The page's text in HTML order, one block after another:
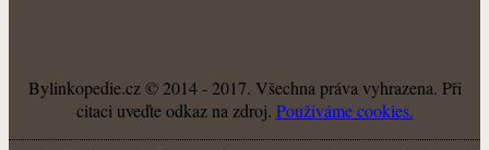
Bylinkopedie.cz © 2014 - 2017. Všechna práva vyhrazena. Při
citaci uveďte odkaz na zdroj. Použiváme cookies.